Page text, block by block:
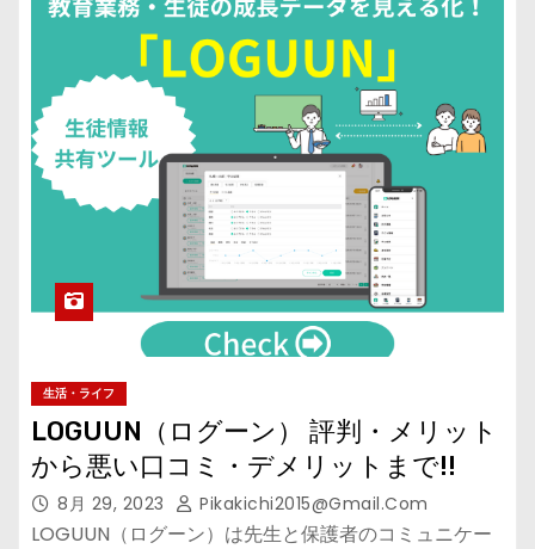
生活・ライフ
LOGUUN（ログーン） 評判・メリット
から悪い口コミ・デメリットまで!!
8月 29, 2023 Pikakichi2015@gmail.com
LOGUUN（ログーン）は先生と保護者のコミュニケー